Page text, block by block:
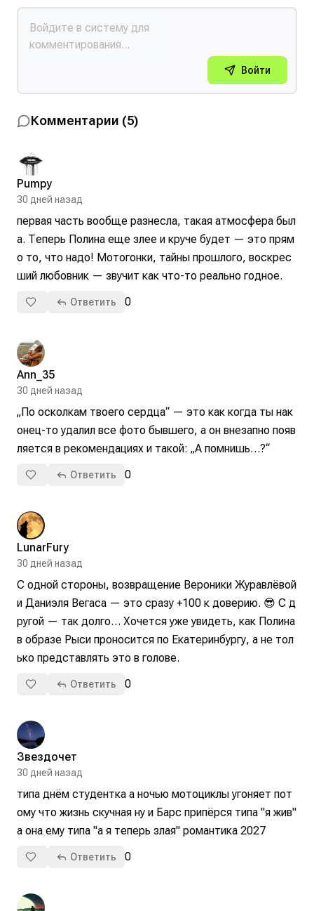
Войти
Комментарии (5)
Pumpy
30 дней назад
первая часть вообще разнесла, такая атмосфера был
а. Теперь Полина еще злее и круче будет — это прям
о то, что надо! Мотогонки, тайны прошлого, воскрес
ший любовник — звучит как что-то реально годное.
Ответить 0
Ann_35
30 дней назад
„По осколкам твоего сердца“ — это как когда ты нак
онец-то удалил все фото бывшего, а он внезапно появ
ляется в рекомендациях и такой: „А помнишь…?“
Ответить 0
LunarFury
30 дней назад
С одной стороны, возвращение Вероники Журавлёвой
и Даниэля Вегаса — это сразу +100 к доверию. 😎 С д
ругой — так долго… Хочется уже увидеть, как Полина
в образе Рыси проносится по Екатеринбургу, а не тол
ько представлять это в голове.
Ответить 0
Звездочет
30 дней назад
типа днём студентка а ночью мотоциклы угоняет пот
ому что жизнь скучная ну и Барс припёрся типа "я жив"
а она ему типа "а я теперь злая" романтика 2027
Ответить 0